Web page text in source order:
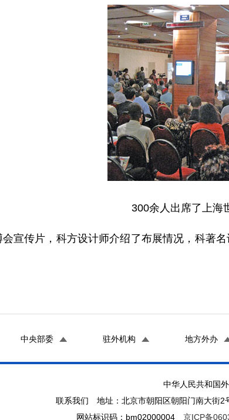
300余人出席了上海
传片，科方设计师介绍了布展情况，科著名
中央部委 驻外机构 地方外办
中华人民共和国
联系我们 地址：北京市朝阳区朝阳门南大
网站标识码：bm02000004 京ICP备